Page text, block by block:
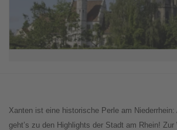
Xanten ist eine historische Perle am
geht’s zu den Highlights der Stadt am Rhein!